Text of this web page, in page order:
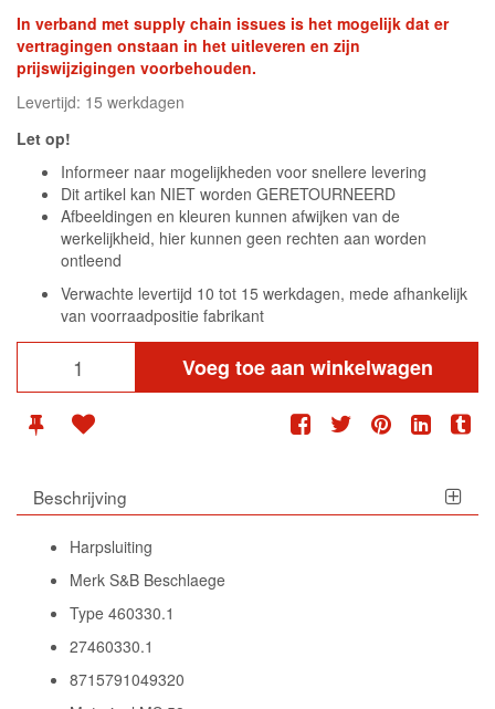
In verband met supply chain issues is het mogelijk dat er
vertragingen onstaan in het uitleveren en zijn
prijswijzigingen voorbehouden.
Levertijd: 15 werkdagen
Let op!
Informeer naar mogelijkheden voor snellere levering
Dit artikel kan NIET worden GERETOURNEERD
Afbeeldingen en kleuren kunnen afwijken van de
werkelijkheid, hier kunnen geen rechten aan worden
ontleend
Verwachte levertijd 10 tot 15 werkdagen, mede afhankelijk
van voorraadpositie fabrikant
Voeg toe aan winkelwagen
Beschrijving
Harpsluiting
Merk S&B Beschlaege
Type 460330.1
27460330.1
8715791049320